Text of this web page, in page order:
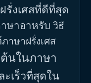
รั่งเศสที่ดีที่สุด
ษาอาหรับ วิธี
าษาฝรั่งเศส
นในภาษา
เร็วที่สุดใน